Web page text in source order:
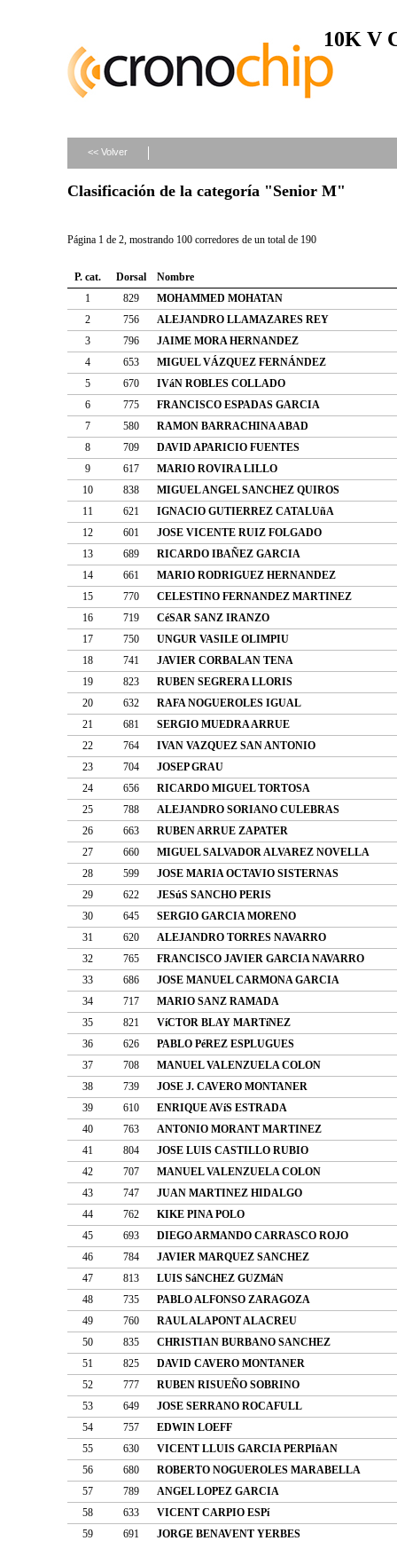
10K V
<< Volver
Clasificación de la categoría "Senior M"
Página 1 de 2, mostrando 100 corredores de un total de 190
P. cat. Dorsal
Nombre
1
829
MOHAMMED MOHATAN
2
756
ALEJANDRO LLAMAZARES REY
3
796
JAIME MORA HERNANDEZ
4
653
MIGUEL VÁZQUEZ FERNÁNDEZ
5
670
IVáN ROBLES COLLADO
6
775
FRANCISCO ESPADAS GARCIA
7
580
RAMON BARRACHINA ABAD
8
709
DAVID APARICIO FUENTES
9
617
MARIO ROVIRA LILLO
10
838
MIGUEL ANGEL SANCHEZ QUIROS
11
621
IGNACIO GUTIERREZ CATALUñA
12
601
JOSE VICENTE RUIZ FOLGADO
13
689
RICARDO IBAÑEZ GARCIA
14
661
MARIO RODRIGUEZ HERNANDEZ
15
770
CELESTINO FERNANDEZ MARTINEZ
16
719
CéSAR SANZ IRANZO
17
750
UNGUR VASILE OLIMPIU
18
741
JAVIER CORBALAN TENA
19
823
RUBEN SEGRERA LLORIS
20
632
RAFA NOGUEROLES IGUAL
21
681
SERGIO MUEDRA ARRUE
22
764
IVAN VAZQUEZ SAN ANTONIO
23
704
JOSEP GRAU
24
656
RICARDO MIGUEL TORTOSA
25
788
ALEJANDRO SORIANO CULEBRAS
26
663
RUBEN ARRUE ZAPATER
27
660
MIGUEL SALVADOR ALVAREZ NOVELLA
28
599
JOSE MARIA OCTAVIO SISTERNAS
29
622
JESúS SANCHO PERIS
30
645
SERGIO GARCIA MORENO
31
620
ALEJANDRO TORRES NAVARRO
32
765
FRANCISCO JAVIER GARCIA NAVARRO
33
686
JOSE MANUEL CARMONA GARCIA
34
717
MARIO SANZ RAMADA
35
821
VíCTOR BLAY MARTíNEZ
36
626
PABLO PéREZ ESPLUGUES
37
708
MANUEL VALENZUELA COLON
38
739
JOSE J. CAVERO MONTANER
39
610
ENRIQUE AVíS ESTRADA
40
763
ANTONIO MORANT MARTINEZ
41
804
JOSE LUIS CASTILLO RUBIO
42
707
MANUEL VALENZUELA COLON
43
747
JUAN MARTINEZ HIDALGO
44
762
KIKE PINA POLO
45
693
DIEGO ARMANDO CARRASCO ROJO
46
784
JAVIER MARQUEZ SANCHEZ
47
813
LUIS SáNCHEZ GUZMáN
48
735
PABLO ALFONSO ZARAGOZA
49
760
RAUL ALAPONT ALACREU
50
835
CHRISTIAN BURBANO SANCHEZ
51
825
DAVID CAVERO MONTANER
52
777
RUBEN RISUEÑO SOBRINO
53
649
JOSE SERRANO ROCAFULL
54
757
EDWIN LOEFF
55
630
VICENT LLUIS GARCIA PERPIñAN
56
680
ROBERTO NOGUEROLES MARABELLA
57
789
ANGEL LOPEZ GARCIA
58
633
VICENT CARPIO ESPí
59
691
JORGE BENAVENT YERBES